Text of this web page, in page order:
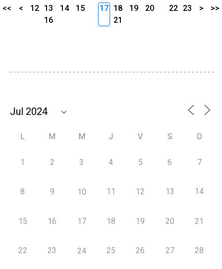
<< < 12 13 14
15
16
17 18 19
20
21
22 23 > >>
L M M J V S D
1 2 3 4 5 6 7
8 9 10 11 12 13 14
15 16 17 18 19 20 21
22 23 24 25 26 27 28